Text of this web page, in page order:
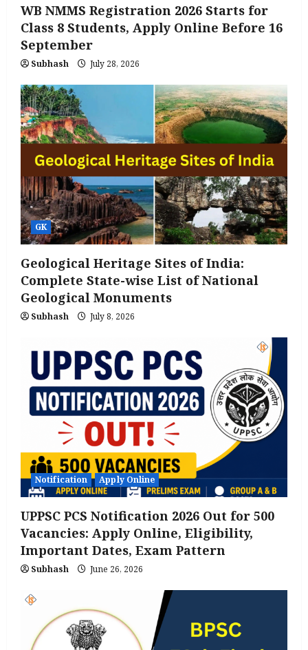
WB NMMS Registration 2026 Starts for
Class 8 Students, Apply Online Before 16
September
Subhash July 28, 2026
GK
Geological Heritage Sites of India:
Complete State-wise List of National
Geological Monuments
Subhash July 8, 2026
Notification Apply Online
UPPSC PCS Notification 2026 Out for 500
Vacancies: Apply Online, Eligibility,
Important Dates, Exam Pattern
Subhash June 26, 2026